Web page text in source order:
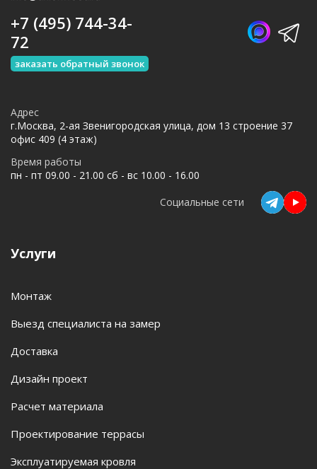
Услуги
Монтаж
Выезд специалиста на замер
Доставка
Дизайн проект
Расчет материала
Проектирование террасы
Эксплуатируемая кровля
+7 (495) 744-34-
72
заказать обратный звонок
Адрес
г.Москва, 2-ая Звенигородская улица, дом 13 строение 37
офис 409 (4 этаж)
Время работы
пн - пт 09.00 - 21.00 сб - вс 10.00 - 16.00
Социальные сети